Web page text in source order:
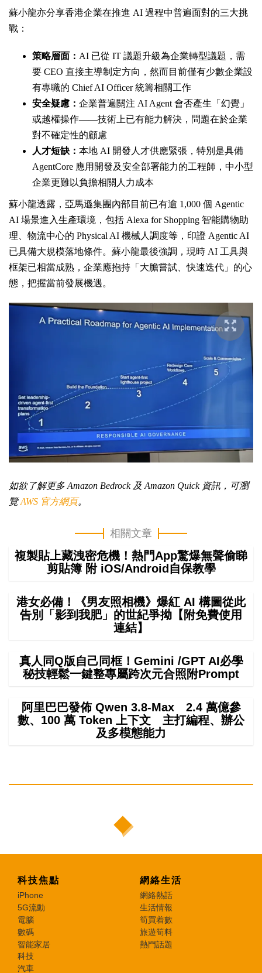
蘇小龍亦分享香港企業在推進 AI 過程中普遍面對的三大挑
戰：
策略層面： AI 已從 IT 議題升級為企業轉型議題，需
要 CEO 直接主導制定方向，然而目前僅有少數企業設
有專職的 Chief AI Officer 統籌相關工作
安全疑慮： 企業普遍關注 AI Agent 會否產生「幻覺」
或越權操作——技術上已有能力解決，問題在於企業
對不確定性的顧慮
人才短缺： 本地 AI 開發人才供應緊張，特別是具備
AgentCore 應用開發及安全部署能力的工程師，中小型
企業更難以負擔相關人力成本
蘇小龍透露，亞馬遜集團內部目前已有逾 1,000 個 Agentic
AI 場景進入生產環境，包括 Alexa for Shopping 智能購物助
理、物流中心的 Physical AI 機械人調度等，印證 Agentic AI
已具備大規模落地條件。蘇小龍最後強調，現時 AI 工具與
框架已相當成熟，企業應抱持「大膽嘗試、快速迭代」的心
態，把握當前發展機遇。
如欲了解更多 Amazon Bedrock 及 Amazon Quick 資訊，可瀏
覽AWS 官方網頁。
相關文章
複製貼上藏洩密危機！熱門App驚爆無聲偷睇
剪貼簿 附 iOS/Android自保教學
港女必備！《男友照相機》爆紅 AI 構圖從此
告別「影到我肥」的世紀爭拗【附免費使用
連結】
真人同Q版自己同框！Gemini /GPT AI必學
秘技輕鬆一鍵整專屬跨次元合照附Prompt
阿里巴巴發佈 Qwen 3.8-Max 2.4 萬億參
數、100 萬 Token 上下文 主打編程、辦公
及多模態能力
科技焦點
iPhone
5G流動
電腦
數碼
智能家居
科技
汽車
網絡生活
網絡熱話
生活情報
筍買着數
旅遊筍料
熱門話題